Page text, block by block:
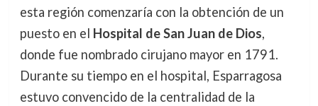
esta región comenzaría con la obtención de un
puesto en el Hospital de San Juan de Dios,
donde fue nombrado cirujano mayor en 1791.
Durante su tiempo en el hospital, Esparragosa
estuvo convencido de la centralidad de la